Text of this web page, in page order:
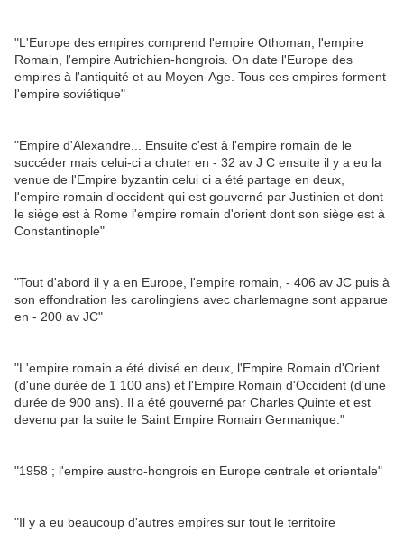
"L'Europe des empires comprend l'empire Othoman, l'empire
Romain, l'empire Autrichien-hongrois. On date l'Europe des
empires à l'antiquité et au Moyen-Age. Tous ces empires forment
l'empire soviétique"
"Empire d'Alexandre... Ensuite c'est à l'empire romain de le
succéder mais celui-ci a chuter en - 32 av J C ensuite il y a eu la
venue de l'Empire byzantin celui ci a été partage en deux,
l'empire romain d'occident qui est gouverné par Justinien et dont
le siège est à Rome l'empire romain d'orient dont son siège est à
Constantinople"
"Tout d'abord il y a en Europe, l'empire romain, - 406 av JC puis à
son effondration les carolingiens avec charlemagne sont apparue
en - 200 av JC"
"L'empire romain a été divisé en deux, l'Empire Romain d'Orient
(d'une durée de 1 100 ans) et l'Empire Romain d'Occident (d'une
durée de 900 ans). Il a été gouverné par Charles Quinte et est
devenu par la suite le Saint Empire Romain Germanique."
"1958 ; l'empire austro-hongrois en Europe centrale et orientale"
"Il y a eu beaucoup d'autres empires sur tout le territoire